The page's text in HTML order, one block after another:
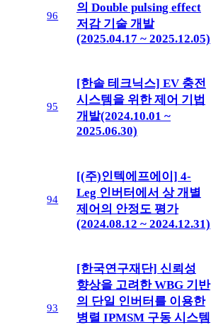
96
의 Double pulsing effect
저감 기술 개발
(2025.04.17 ~ 2025.12.05)
95
[한솔 테크닉스] EV 충전
시스템을 위한 제어 기법
개발(2024.10.01 ~
2025.06.30)
94
[(주)인텍에프에이] 4-
Leg 인버터에서 상 개별
제어의 안정도 평가
(2024.08.12 ~ 2024.12.31)
93
[한국연구재단] 신뢰성
향상을 고려한 WBG 기반
의 단일 인버터를 이용한
병렬 IPMSM 구동 시스템